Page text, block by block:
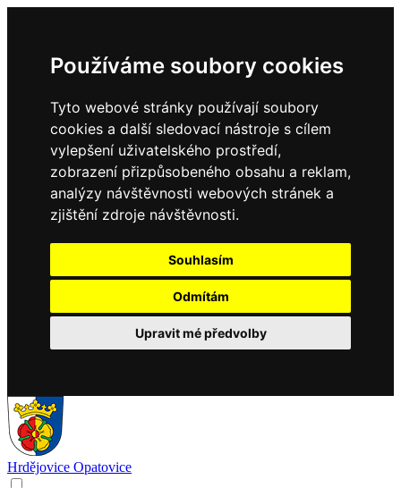
Používáme soubory cookies
Tyto webové stránky používají soubory
cookies a další sledovací nástroje s cílem
vylepšení uživatelského prostředí,
zobrazení přizpůsobeného obsahu a reklam,
analýzy návštěvnosti webových stránek a
zjištění zdroje návštěvnosti.
Souhlasím
Odmítám
Upravit mé předvolby
Hrdějovice Opatovice